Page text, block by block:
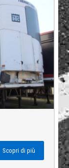
Scopri di più